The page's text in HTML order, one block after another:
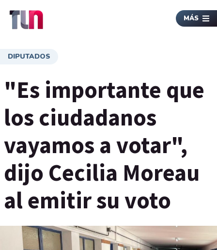
MÁS
DIPUTADOS
"Es importante que
los ciudadanos
vayamos a votar",
dijo Cecilia Moreau
al emitir su voto